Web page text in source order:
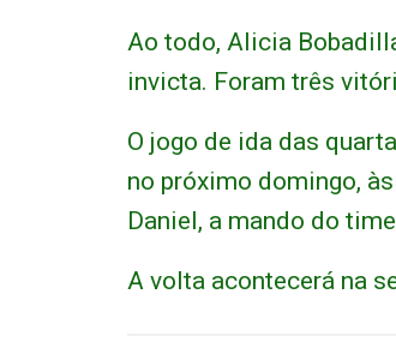
Ao todo, Alicia
invicta. Foram três
O jogo de ida das
no próximo domingo,
Daniel, a mando do
A volta acontecerá na